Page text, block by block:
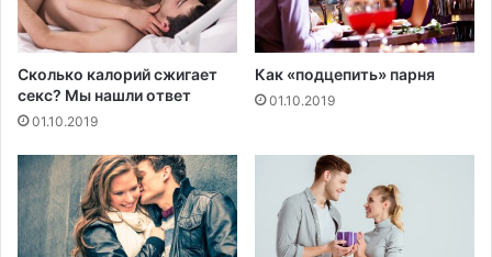
b
b
в
к
о
м
п
а
н
и
Сколько калорий сжигает
секс? Мы нашли ответ
01.10.2019
Как «подцепить» парня
01.10.2019